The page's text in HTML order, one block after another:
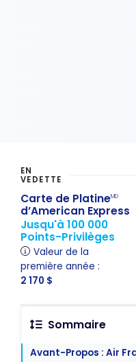
EN
VEDETTE
Carte de PlatineMD
d’American Express
Jusqu'à 100 000
Points-Privilèges
Valeur de la
première année :
2 170 $
Sommaire